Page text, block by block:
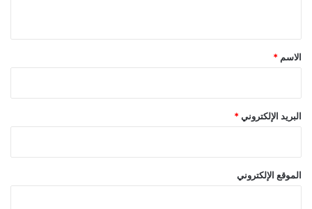
*
الاسم *
البريد الإلكتروني *
الموقع الإلكتروني